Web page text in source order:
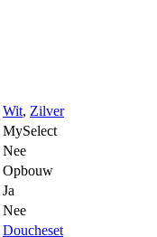
Wit, Zilver
MySelect
Nee
Opbouw
Ja
Nee
Doucheset